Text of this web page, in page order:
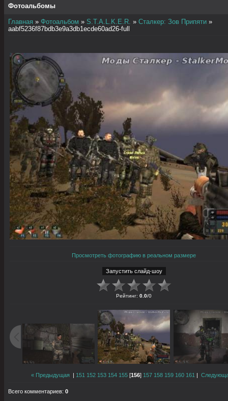
Фотоальбомы
Главная » Фотоальбом » S.T.A.L.K.E.R. » Сталкер: Зов Припяти »
aabf5236f87bdb3e9a3db1ecde60ad26-full
Просмотреть фотографию в реальном размере
Рейтинг: 0.0/0
« Предыдущая | 151 152 153 154 155 [156] 157 158 159 160 161 |
Всего комментариев: 0